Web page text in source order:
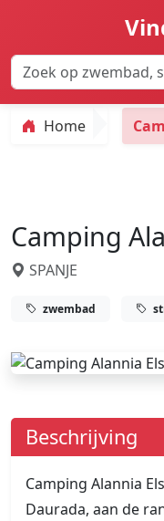
Home
Camping
SPANJE
zwembad
Beschrijving
Camping Alannia
Daurada, aan de